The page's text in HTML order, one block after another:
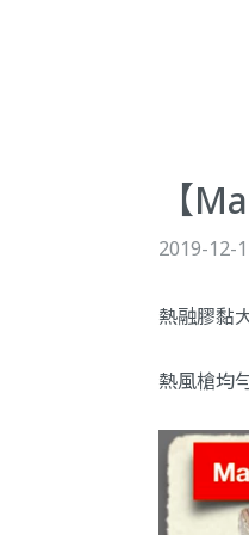
【
2019-12-
熱融膠黏
熱風槍均